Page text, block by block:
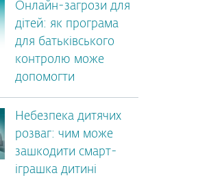
Онлайн-загрози для
дітей: як програма
для батьківського
контролю може
допомогти
Небезпека дитячих
розваг: чим може
зашкодити смарт-
іграшка дитині